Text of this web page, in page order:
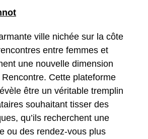
ville nichée sur la côte
entre femmes et
une nouvelle dimension
Cette plateforme
être un véritable tremplin
souhaitant tisser des
qu’ils recherchent une
ou des rendez-vous plus